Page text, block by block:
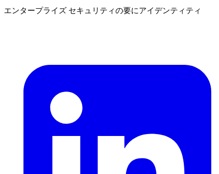
エンタープライズ セキュリティの要にアイデンティティ